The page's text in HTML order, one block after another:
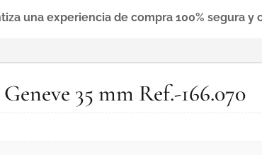
una experiencia de compra 100% segura y
35 mm Ref.-166.070